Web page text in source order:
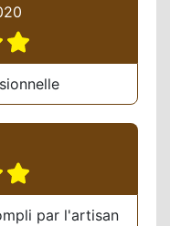
par l'artisan